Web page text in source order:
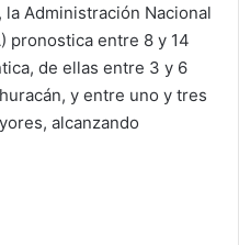
Administración Nacional
pronostica entre 8 y 14
de ellas entre 3 y 6
y entre uno y tres
alcanzando